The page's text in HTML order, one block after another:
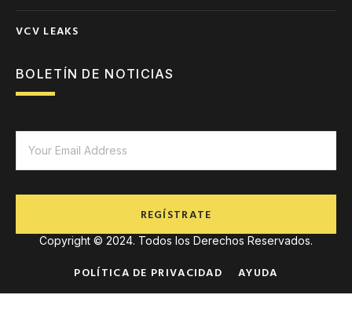
VCV LEAKS
BOLETÍN DE NOTICIAS
REGÍSTRATE
Copyright © 2024. Todos los Derechos Reservados.
POLÍTICA DE PRIVACIDAD AYUDA